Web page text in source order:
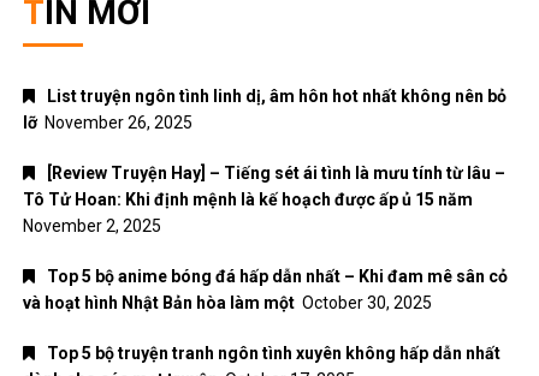
TIN MỚI
List truyện ngôn tình linh dị, âm hôn hot nhất không nên bỏ
lỡ November 26, 2025
[Review Truyện Hay] – Tiếng sét ái tình là mưu tính từ lâu –
Tô Tử Hoan: Khi định mệnh là kế hoạch được ấp ủ 15 năm
November 2, 2025
Top 5 bộ anime bóng đá hấp dẫn nhất – Khi đam mê sân cỏ
và hoạt hình Nhật Bản hòa làm một October 30, 2025
Top 5 bộ truyện tranh ngôn tình xuyên không hấp dẫn nhất